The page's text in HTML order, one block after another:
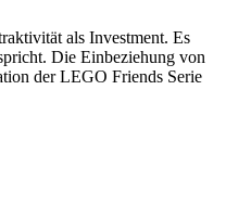
als Investment. Es
Die Einbeziehung von
der LEGO Friends Serie